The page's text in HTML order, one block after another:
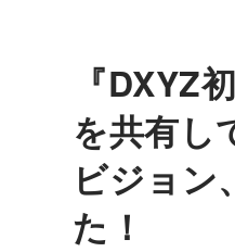
『DXYZ
を共有し
ビジョン
た！